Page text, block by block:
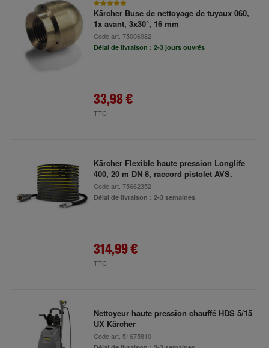
Kärcher Buse de nettoyage de tuyaux 060,
1x avant, 3x30°, 16 mm
Code art. 75006982
Délai de livraison : 2-3 jours ouvrés
33,98 €
TTC
Kärcher Flexible haute pression Longlife
400, 20 m DN 8, raccord pistolet AVS.
Code art. 75662352
Délai de livraison : 2-3 semaines
314,99 €
TTC
Nettoyeur haute pression chauffé HDS 5/15
UX Kärcher
Code art. 51675810